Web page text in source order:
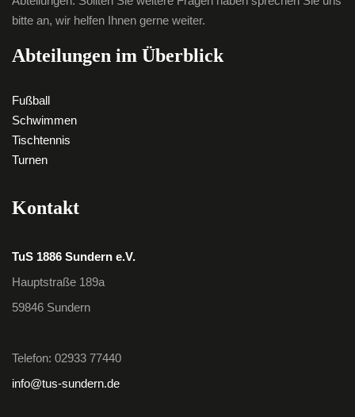
bitte an, wir helfen Ihnen gerne weiter.
Abteilungen im Überblick
Fußball
Schwimmen
Tischtennis
Turnen
Kontakt
TuS 1886 Sundern e.V.
Hauptstraße 189a
59846 Sundern
Telefon: 02933 77440
info@tus-sundern.de